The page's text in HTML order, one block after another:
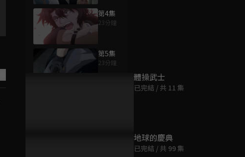
第4集
23分鐘
第5集
23分鐘
為您推薦
體操武士
已完結 / 共 11 集
地球的慶典
已完結 / 共 99 集